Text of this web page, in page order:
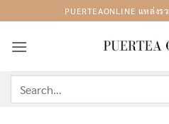
to
content
PUERTEAONLINE แหล่ง
for: